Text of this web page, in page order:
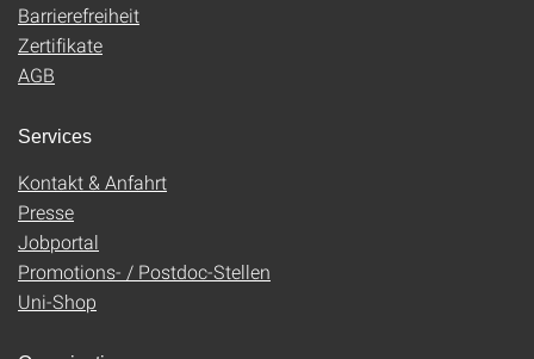
Barrierefreiheit
Zertifikate
AGB
Services
Kontakt & Anfahrt
Presse
Jobportal
Promotions- / Postdoc-Stellen
Uni-Shop